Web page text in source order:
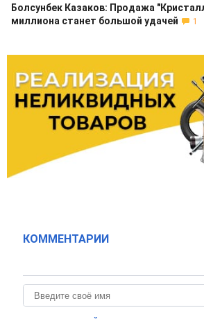
Болсунбек Казаков: Продажа
миллиона станет большой удачей
1
КОММЕНТАРИИ